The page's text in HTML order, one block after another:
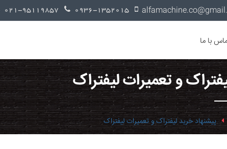
با ما
و تعمیرات لیفتراک
پیشنهاد خرید لیفتراک و تعمیرات لیفتراک